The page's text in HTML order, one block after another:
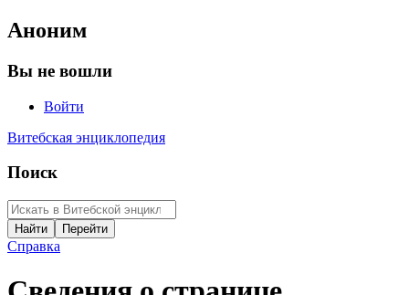
Аноним
Вы не вошли
Войти
Витебская энциклопедия
Поиск
Справка